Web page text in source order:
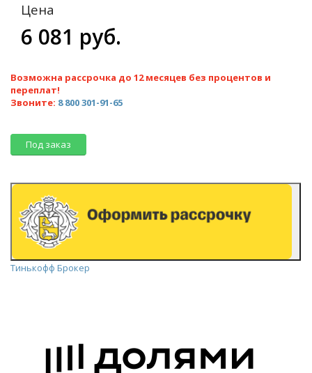
Цена
6 081 руб.
Возможна рассрочка до 12 месяцев без процентов и
переплат!
Звоните: 8 800 301-91-65
Под заказ
Тинькофф Брокер